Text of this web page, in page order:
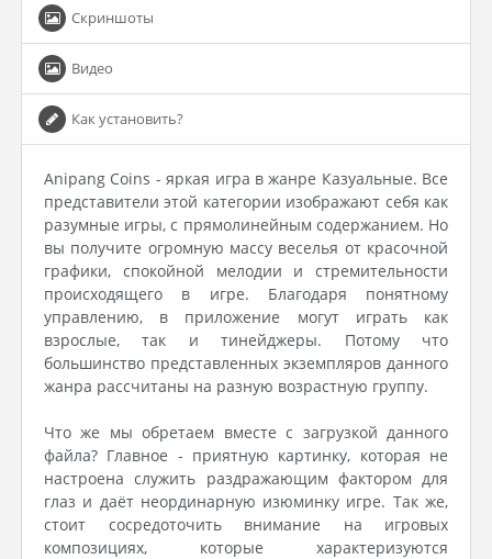
Скриншоты
Видео
Как установить?
Anipang Coins - яркая игра в жанре Казуальные. Все
представители этой категории изображают себя как
разумные игры, с прямолинейным содержанием. Но
вы получите огромную массу веселья от красочной
графики, спокойной мелодии и стремительности
происходящего в игре. Благодаря понятному
управлению, в приложение могут играть как
взрослые, так и тинейджеры. Потому что
большинство представленных экземпляров данного
жанра рассчитаны на разную возрастную группу.
Что же мы обретаем вместе с загрузкой данного
файла? Главное - приятную картинку, которая не
настроена служить раздражающим фактором для
глаз и даёт неординарную изюминку игре. Так же,
стоит сосредоточить внимание на игровых
композициях, которые характеризуются